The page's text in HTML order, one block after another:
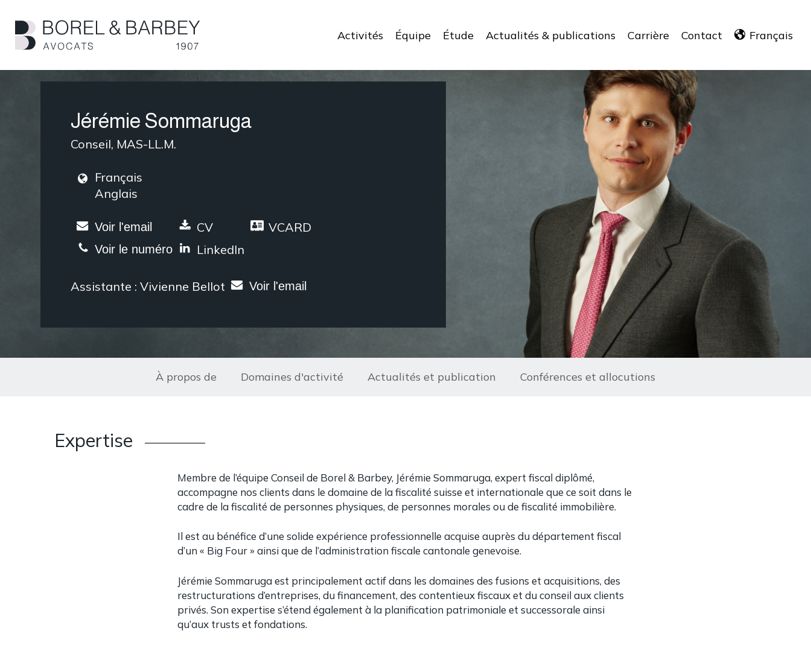
contenu
principal
Activités Équipe Étude Actualités & publications Carrière Contact Français
Jérémie Sommaruga
Conseil, MAS-LL.M.
Français
Anglais
Voir l'email
Voir le numéro
CV
LinkedIn
VCARD
Assistante : Vivienne Bellot Voir l'email
À propos de Domaines d'activité Actualités et publication Conférences et allocutions
Expertise
Membre de l’équipe Conseil de Borel & Barbey, Jérémie Sommaruga, expert fiscal diplômé,
accompagne nos clients dans le domaine de la fiscalité suisse et internationale que ce soit dans le
cadre de la fiscalité de personnes physiques, de personnes morales ou de fiscalité immobilière.
Il est au bénéfice d’une solide expérience professionnelle acquise auprès du département fiscal
d’un « Big Four » ainsi que de l’administration fiscale cantonale genevoise.
Jérémie Sommaruga est principalement actif dans les domaines des fusions et acquisitions, des
restructurations d’entreprises, du financement, des contentieux fiscaux et du conseil aux clients
privés. Son expertise s’étend également à la planification patrimoniale et successorale ainsi
qu’aux trusts et fondations.